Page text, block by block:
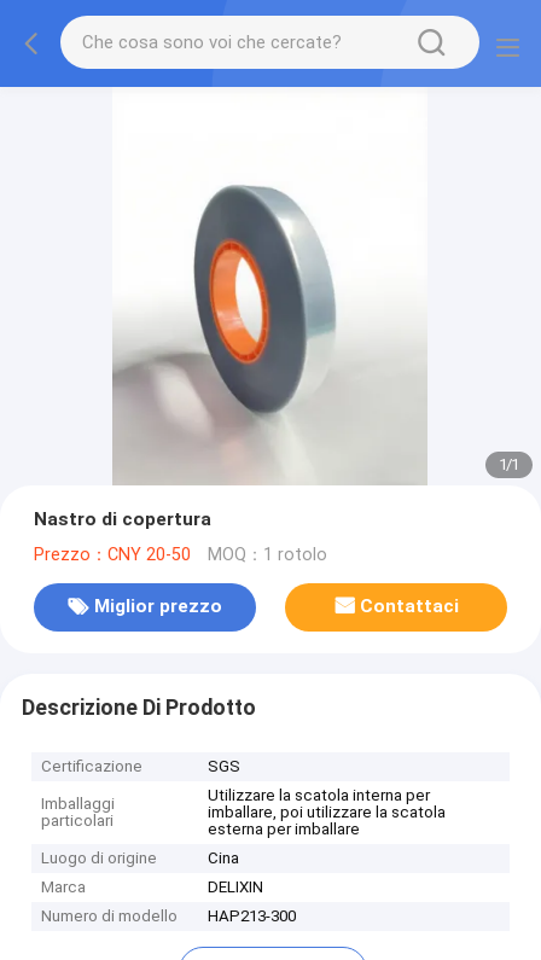
1/1
Nastro di copertura
Prezzo：CNY 20-50 MOQ：1 rotolo
Miglior prezzo Contattaci
Descrizione Di Prodotto
Certificazione SGS
Imballaggi
particolari
Utilizzare la scatola interna per
imballare, poi utilizzare la scatola
esterna per imballare
Luogo di origine
Cina
Marca
DELIXIN
Numero di modello
HAP213-300